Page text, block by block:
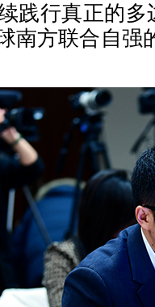
践行真正的
南方联合自强